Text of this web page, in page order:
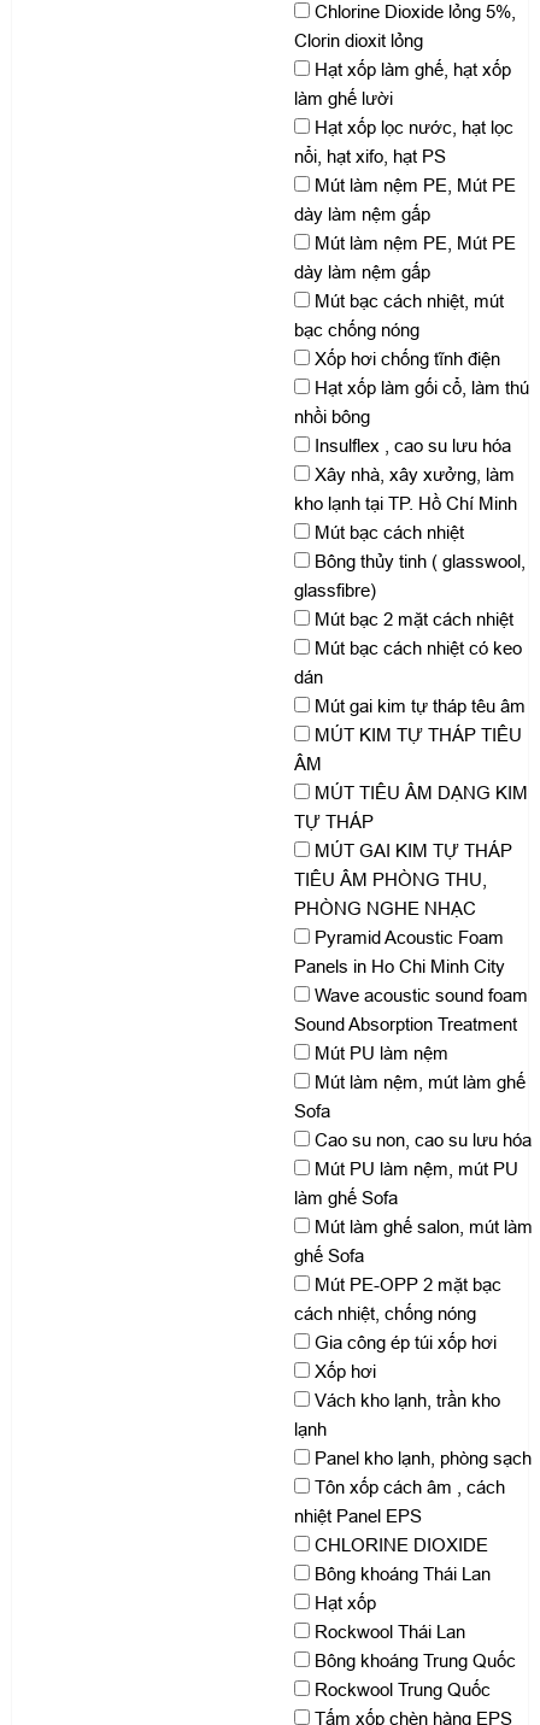
Chlorine Dioxide lỏng 5%,
Clorin dioxit lỏng
Hạt xốp làm ghế, hạt xốp
làm ghế lười
Hạt xốp lọc nước, hạt lọc
nổi, hạt xifo, hạt PS
Mút làm nệm PE, Mút PE
dày làm nệm gấp
Mút làm nệm PE, Mút PE
dày làm nệm gấp
Mút bạc cách nhiệt, mút
bạc chống nóng
Xốp hơi chống tĩnh điện
Hạt xốp làm gối cổ, làm thú
nhồi bông
Insulflex , cao su lưu hóa
Xây nhà, xây xưởng, làm
kho lạnh tại TP. Hồ Chí Minh
Mút bạc cách nhiệt
Bông thủy tinh ( glasswool,
glassfibre)
Mút bạc 2 mặt cách nhiệt
Mút bạc cách nhiệt có keo
dán
Mút gai kim tự tháp têu âm
MÚT KIM TỰ THÁP TIÊU
ÂM
MÚT TIÊU ÂM DẠNG KIM
TỰ THÁP
MÚT GAI KIM TỰ THÁP
TIÊU ÂM PHÒNG THU,
PHÒNG NGHE NHẠC
Pyramid Acoustic Foam
Panels in Ho Chi Minh City
Wave acoustic sound foam
Sound Absorption Treatment
Mút PU làm nệm
Mút làm nệm, mút làm ghế
Sofa
Cao su non, cao su lưu hóa
Mút PU làm nệm, mút PU
làm ghế Sofa
Mút làm ghế salon, mút làm
ghế Sofa
Mút PE-OPP 2 mặt bạc
cách nhiệt, chống nóng
Gia công ép túi xốp hơi
Xốp hơi
Vách kho lạnh, trần kho
lạnh
Panel kho lạnh, phòng sạch
Tôn xốp cách âm , cách
nhiệt Panel EPS
CHLORINE DIOXIDE
Bông khoáng Thái Lan
Hạt xốp
Rockwool Thái Lan
Bông khoáng Trung Quốc
Rockwool Trung Quốc
Tấm xốp chèn hàng EPS